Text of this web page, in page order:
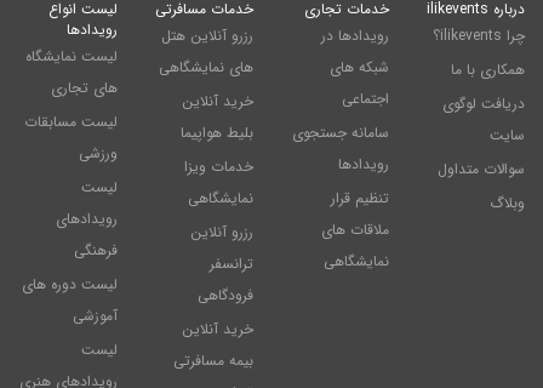
درباره ilikevents
چرا ilikevents؟
همکاری با ما
دریافت لوگوی
سایت
سوالات متداول
وبلاگ
خدمات تجاری
رویدادها در
شبکه های
اجتماعی
سامانه جستجوی
رویدادها
تنظیم قرار
ملاقات های
نمایشگاهی
خدمات مسافرتی
رزرو آنلاین هتل
های نمایشگاهی
خرید آنلاین
بلیط هواپیما
خدمات ویزا
نمایشگاهی
رزرو آنلاین
ترانسفر
فرودگاهی
خرید آنلاین
بیمه مسافرتی
لیست انواع
رویدادها
لیست نمایشگاه
های تجاری
لیست مسابقات
ورزشی
لیست
رویدادهای
فرهنگی
لیست دوره های
آموزشی
لیست
رویدادهای هنری